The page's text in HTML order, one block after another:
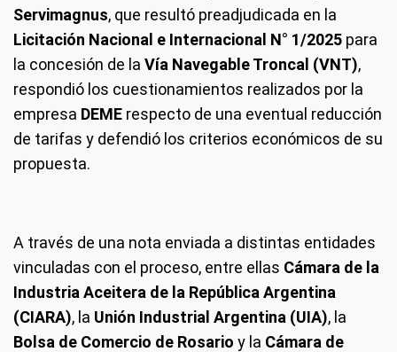
Servimagnus, que resultó preadjudicada en la
Licitación Nacional e Internacional N° 1/2025 para
la concesión de la Vía Navegable Troncal (VNT),
respondió los cuestionamientos realizados por la
empresa DEME respecto de una eventual reducción
de tarifas y defendió los criterios económicos de su
propuesta.
A través de una nota enviada a distintas entidades
vinculadas con el proceso, entre ellas Cámara de la
Industria Aceitera de la República Argentina
(CIARA), la Unión Industrial Argentina (UIA), la
Bolsa de Comercio de Rosario y la Cámara de